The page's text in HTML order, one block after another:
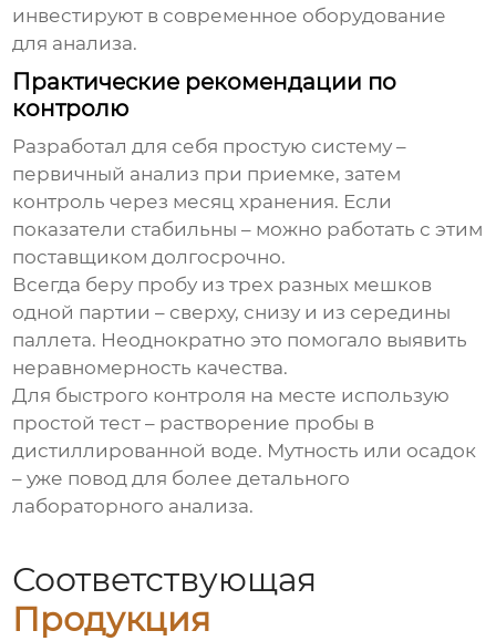
инвестируют в современное оборудование
для анализа.
Практические рекомендации по
контролю
Разработал для себя простую систему –
первичный анализ при приемке, затем
контроль через месяц хранения. Если
показатели стабильны – можно работать с этим
поставщиком долгосрочно.
Всегда беру пробу из трех разных мешков
одной партии – сверху, снизу и из середины
паллета. Неоднократно это помогало выявить
неравномерность качества.
Для быстрого контроля на месте использую
простой тест – растворение пробы в
дистиллированной воде. Мутность или осадок
– уже повод для более детального
лабораторного анализа.
Соответствующая
Продукция